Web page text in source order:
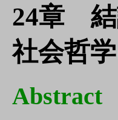
24章 結
社会哲
Abstract